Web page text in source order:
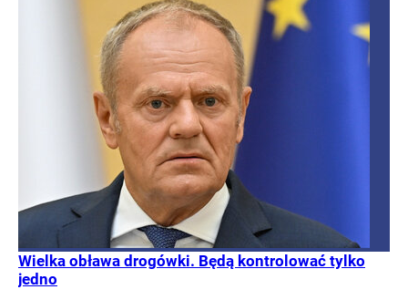
Wielka obława drogówki. Będą kontrolować tylko
jedno